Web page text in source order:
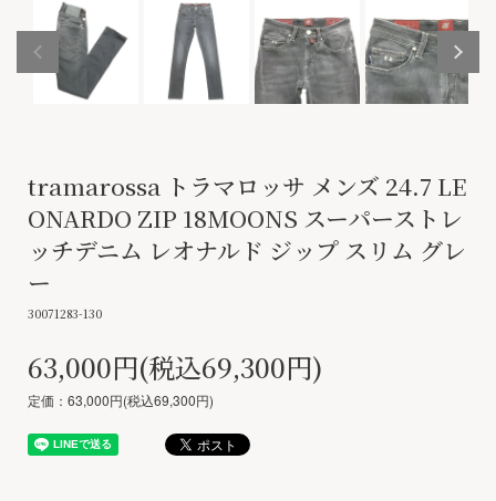
tramarossa トラマロッサ メンズ 24.7 LE
ONARDO ZIP 18MOONS スーパーストレ
ッチデニム レオナルド ジップ スリム グレ
ー
30071283-130
63,000円(税込69,300円)
定価：63,000円(税込69,300円)